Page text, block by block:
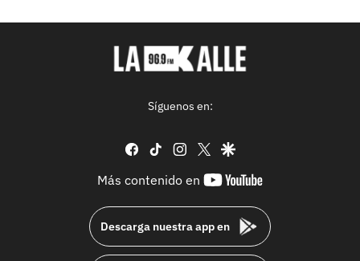
Síguenos en:
facebook
tiktok instagram
twittergoogle
Más contenido en
youtube-
Descarga nuestra app en